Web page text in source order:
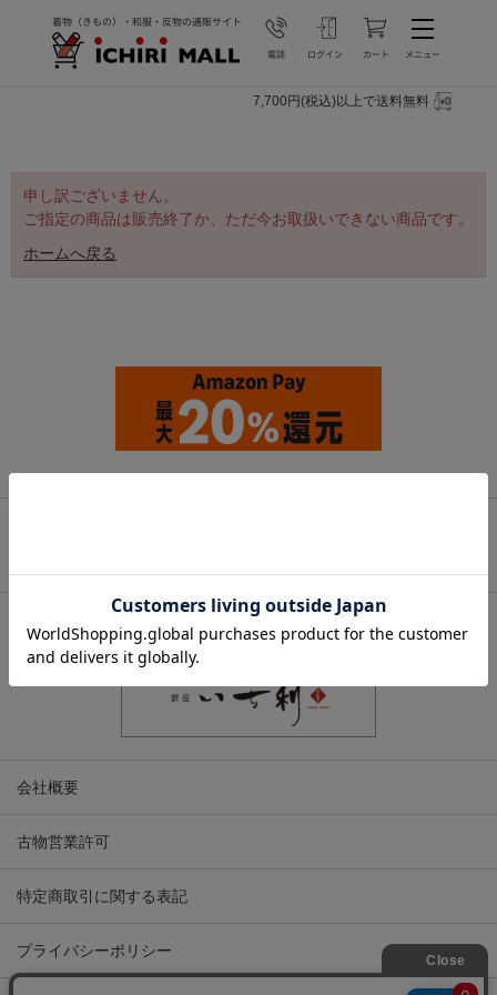
7,700円(税込)以上で送料無料
申し訳ございません。
ご指定の商品は販売終了か、ただ今お取扱いできない商品です。
ホームへ戻る
関連サイト
会社概要
古物営業許可
特定商取引に関する表記
プライバシーポリシー